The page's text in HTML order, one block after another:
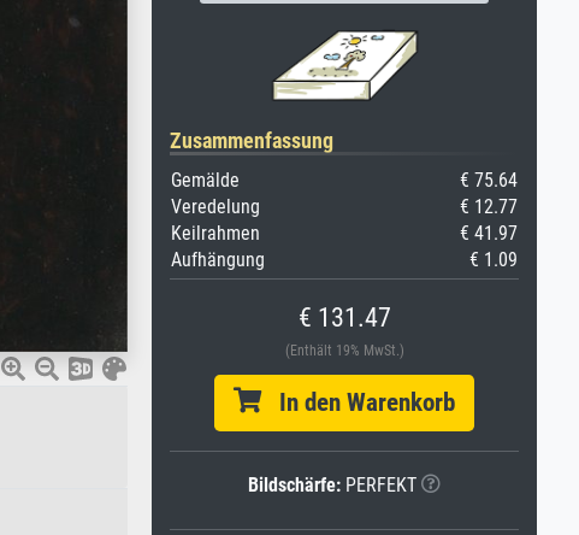
Zusammenfassung
Gemälde
€ 75.64
Veredelung
€ 12.77
Keilrahmen
€ 41.97
Aufhängung
€ 1.09
€ 131.47
(Enthält 19% MwSt.)
In den Warenkorb
Bildschärfe: PERFEKT